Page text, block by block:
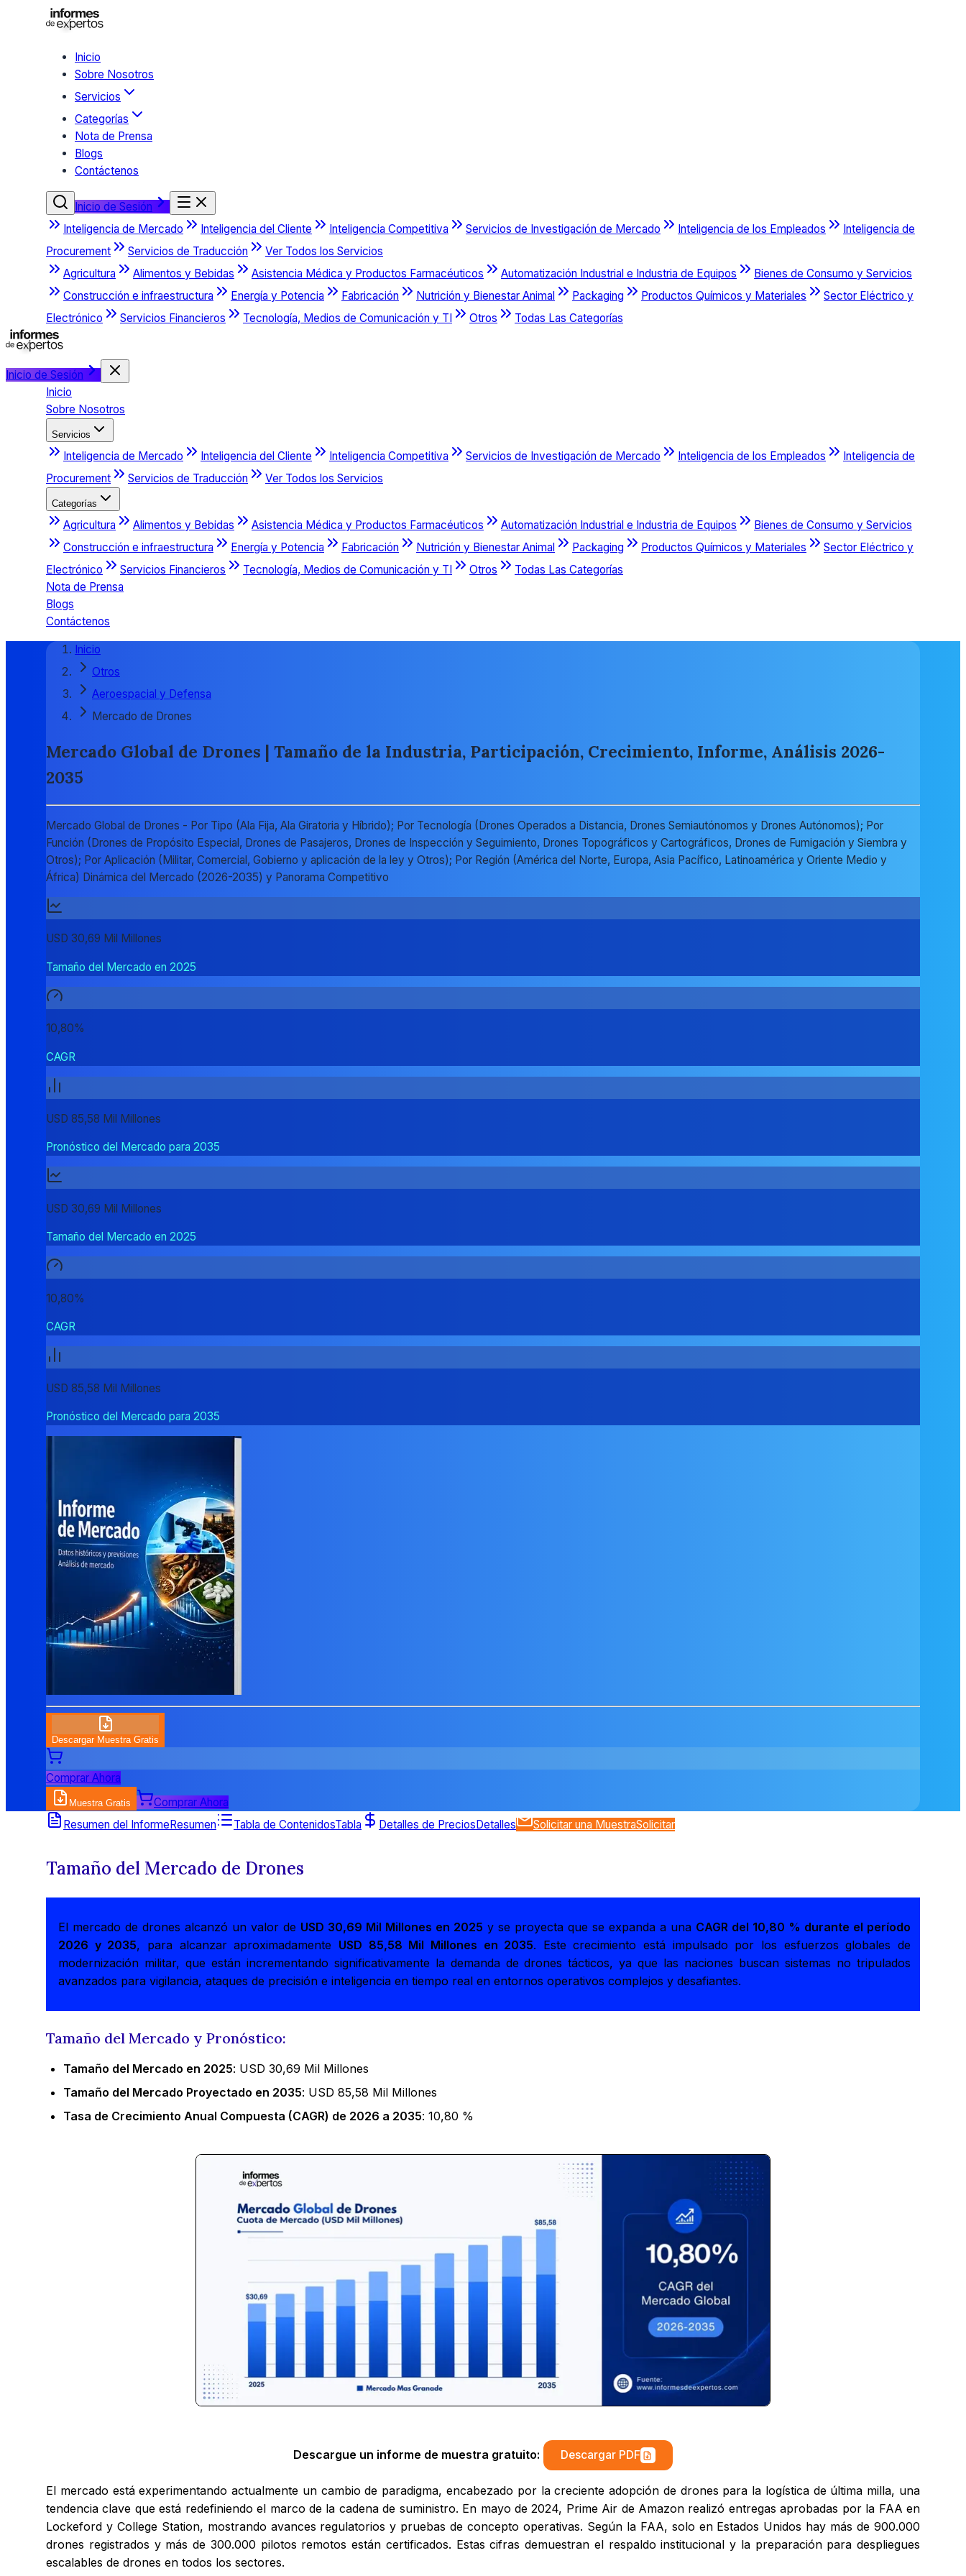
Inicio
Sobre Nosotros
Servicios
Categorías
Nota de Prensa
Blogs
Contáctenos
Inicio de Sesión
Inteligencia de Mercado
Inteligencia del Cliente Inteligencia Competitiva Servicios de Investigación de Mercado Inteligencia de los Empleados
Inteligencia de
Procurement
Servicios de Traducción
Ver Todos los Servicios
Agricultura
Alimentos y Bebidas Asistencia Médica y Productos Farmacéuticos Automatización Industrial e Industria de Equipos
Bienes de Consumo y Servicios
Construcción e infraestructura
Energía y Potencia Fabricación Nutrición y Bienestar Animal Packaging Productos Químicos y Materiales
Sector Eléctrico y
Electrónico
Servicios Financieros Tecnología, Medios de Comunicación y TI Otros Todas Las Categorías
Inicio de Sesión
Inicio
Sobre Nosotros
Servicios
Inteligencia de Mercado Inteligencia del Cliente Inteligencia Competitiva Servicios de Investigación de Mercado Inteligencia de los Empleados
Inteligencia de
Procurement
Servicios de Traducción Ver Todos los Servicios
Categorías
Agricultura Alimentos y Bebidas Asistencia Médica y Productos Farmacéuticos Automatización Industrial e Industria de Equipos
Bienes de Consumo y Servicios
Construcción e infraestructura
Energía y Potencia Fabricación Nutrición y Bienestar Animal Packaging Productos Químicos y Materiales
Sector Eléctrico y
Electrónico
Servicios Financieros Tecnología, Medios de Comunicación y TI Otros
Todas Las Categorías
Nota de Prensa
Blogs
Contáctenos
Inicio
Otros
Aeroespacial y Defensa
Mercado de Drones
Mercado Global de Drones | Tamaño de la Industria, Participación, Crecimiento, Informe, Análisis 2026-
2035
Mercado Global de Drones - Por Tipo (Ala Fija, Ala Giratoria y Híbrido); Por Tecnología (Drones Operados a Distancia, Drones Semiautónomos y Drones Autónomos); Por
Función (Drones de Propósito Especial, Drones de Pasajeros, Drones de Inspección y Seguimiento, Drones Topográficos y Cartográficos, Drones de Fumigación y Siembra y
Otros); Por Aplicación (Militar, Comercial, Gobierno y aplicación de la ley y Otros); Por Región (América del Norte, Europa, Asia Pacífico, Latinoamérica y Oriente Medio y
África) Dinámica del Mercado (2026-2035) y Panorama Competitivo
USD 30,69 Mil Millones
Tamaño del Mercado en 2025
10,80%
CAGR
USD 85,58 Mil Millones
Pronóstico del Mercado para 2035
USD 30,69 Mil Millones
Tamaño del Mercado en 2025
10,80%
CAGR
USD 85,58 Mil Millones
Pronóstico del Mercado para 2035
Descargar Muestra Gratis
Comprar Ahora
Muestra Gratis
Comprar Ahora
Resumen del InformeResumen Tabla de ContenidosTabla Detalles de PreciosDetalles Solicitar una MuestraSolicitar
Tamaño del Mercado de Drones
El mercado de drones alcanzó un valor de USD 30,69 Mil Millones en 2025 y se proyecta que se expanda a una CAGR del 10,80 % durante el período
2026 y 2035, para alcanzar aproximadamente USD 85,58 Mil Millones en 2035. Este crecimiento está impulsado por los esfuerzos globales de
modernización militar, que están incrementando significativamente la demanda de drones tácticos, ya que las naciones buscan sistemas no tripulados
avanzados para vigilancia, ataques de precisión e inteligencia en tiempo real en entornos operativos complejos y desafiantes.
Tamaño del Mercado y Pronóstico:
Tamaño del Mercado en 2025: USD 30,69 Mil Millones
Tamaño del Mercado Proyectado en 2035: USD 85,58 Mil Millones
Tasa de Crecimiento Anual Compuesta (CAGR) de 2026 a 2035: 10,80 %
Descargue un informe de muestra gratuito: Descargar PDF
El mercado está experimentando actualmente un cambio de paradigma, encabezado por la creciente adopción de drones para la logística de última milla, una
tendencia clave que está redefiniendo el marco de la cadena de suministro. En mayo de 2024, Prime Air de Amazon realizó entregas aprobadas por la FAA en
Lockeford y College Station, mostrando avances regulatorios y pruebas de concepto operativas. Según la FAA, solo en Estados Unidos hay más de 900.000
drones registrados y más de 300.000 pilotos remotos están certificados. Estas cifras demuestran el respaldo institucional y la preparación para despliegues
escalables de drones en todos los sectores.